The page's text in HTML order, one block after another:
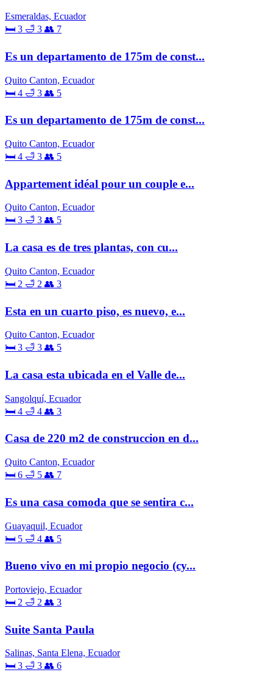
Esmeraldas, Ecuador
🛏 3 🛁 3 👥 7
Es un departamento de 175m de const...
Quito Canton, Ecuador
🛏 4 🛁 3 👥 5
Es un departamento de 175m de const...
Quito Canton, Ecuador
🛏 4 🛁 3 👥 5
Appartement idéal pour un couple e...
Quito Canton, Ecuador
🛏 3 🛁 3 👥 5
La casa es de tres plantas, con cu...
Quito Canton, Ecuador
🛏 2 🛁 2 👥 3
Esta en un cuarto piso, es nuevo, e...
Quito Canton, Ecuador
🛏 3 🛁 3 👥 5
La casa esta ubicada en el Valle de...
Sangolquí, Ecuador
🛏 4 🛁 4 👥 3
Casa de 220 m2 de construccion en d...
Quito Canton, Ecuador
🛏 6 🛁 5 👥 7
Es una casa comoda que se sentira c...
Guayaquil, Ecuador
🛏 5 🛁 4 👥 5
Bueno vivo en mi propio negocio (cy...
Portoviejo, Ecuador
🛏 2 🛁 2 👥 3
Suite Santa Paula
Salinas, Santa Elena, Ecuador
🛏 3 🛁 3 👥 6